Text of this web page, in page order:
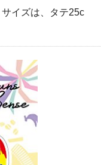
イズは、タテ25c